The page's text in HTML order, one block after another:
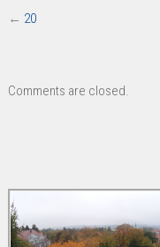
← 20
Comments are closed.